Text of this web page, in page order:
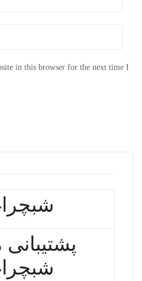
in this browser for the next time I
پشتیبانی